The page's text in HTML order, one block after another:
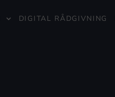
DIGITAL RÅDGIVNING